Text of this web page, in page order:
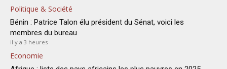
Politique & Société
Bénin : Patrice Talon élu président du Sénat, voici les
membres du bureau
il y a 3 heures
Economie